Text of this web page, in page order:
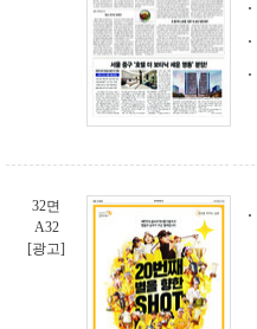
32면
A32
[광고]